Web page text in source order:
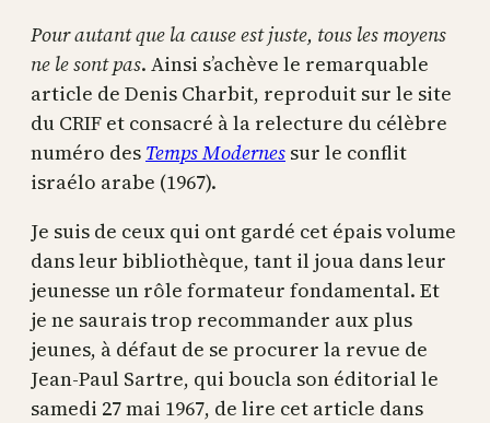
Pour autant que la cause est juste, tous les moyens
ne le sont pas. Ainsi s’achève le remarquable
article de Denis Charbit, reproduit sur le site
du CRIF et consacré à la relecture du célèbre
numéro des Temps Modernes sur le conflit
israélo arabe (1967).
Je suis de ceux qui ont gardé cet épais volume
dans leur bibliothèque, tant il joua dans leur
jeunesse un rôle formateur fondamental. Et
je ne saurais trop recommander aux plus
jeunes, à défaut de se procurer la revue de
Jean-Paul Sartre, qui boucla son éditorial le
samedi 27 mai 1967, de lire cet article dans